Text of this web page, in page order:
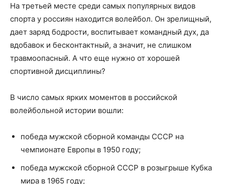
На третьей месте среди самых популярных видов
спорта у россиян находится волейбол. Он зрелищный,
дает заряд бодрости, воспитывает командный дух, да
вдобавок и бесконтактный, а значит, не слишком
травмоопасный. А что еще нужно от хорошей
спортивной дисциплины?
В число самых ярких моментов в российской
волейбольной истории вошли:
победа мужской сборной команды СССР на
чемпионате Европы в 1950 году;
победа мужской сборной СССР в розыгрыше Кубка
мира в 1965 году;